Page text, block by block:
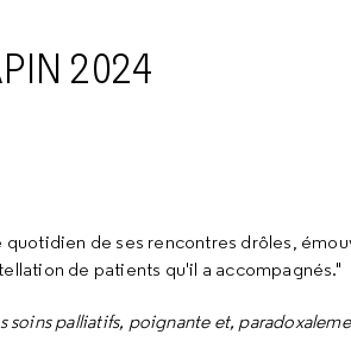
2024
quotidien de ses rencontres drôles,
de patients qu'il a accompagnés."
soins palliatifs, poignante et,